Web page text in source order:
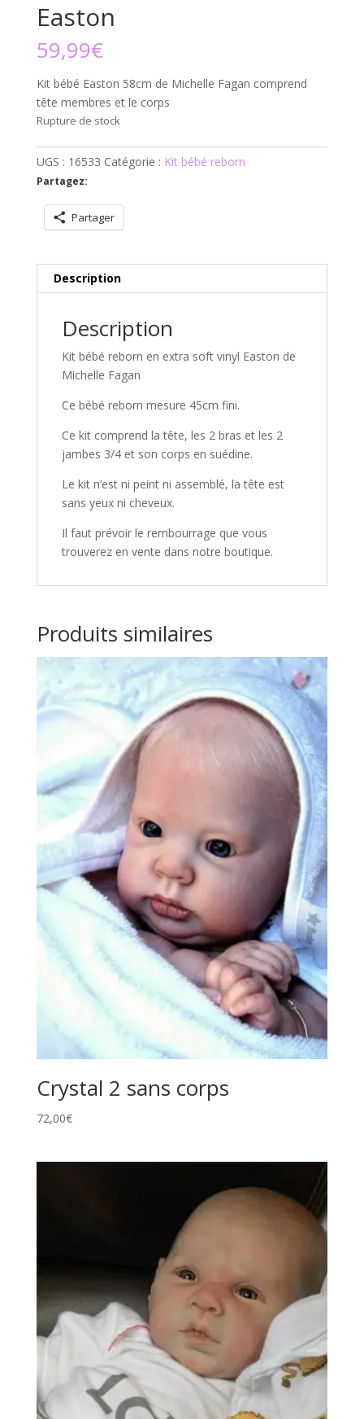
Easton
59,99€
Kit bébé Easton 58cm de Michelle Fagan comprend
tête membres et le corps
Rupture de stock
UGS : 16533 Catégorie : Kit bébé reborn
Partagez:
Partager
Description
Description
Kit bébé reborn en extra soft vinyl Easton de
Michelle Fagan
Ce bébé reborn mesure 45cm fini.
Ce kit comprend la tête, les 2 bras et les 2
jambes 3/4 et son corps en suédine.
Le kit n’est ni peint ni assemblé, la tête est
sans yeux ni cheveux.
Il faut prévoir le rembourrage que vous
trouverez en vente dans notre boutique.
Produits similaires
Crystal 2 sans corps
72,00€